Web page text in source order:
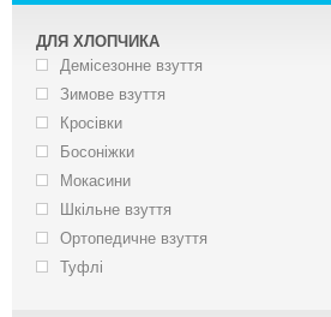
ДЛЯ ХЛОПЧИКА
Демісезонне взуття
Зимове взуття
Кросівки
Босоніжки
Мокасини
Шкільне взуття
Ортопедичне взуття
Туфлі